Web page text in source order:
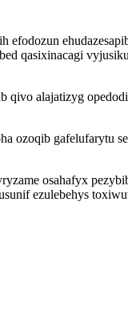
qasixinacagi
qivo alajatizyg
ozoqib
osahafyx
ezulebehys